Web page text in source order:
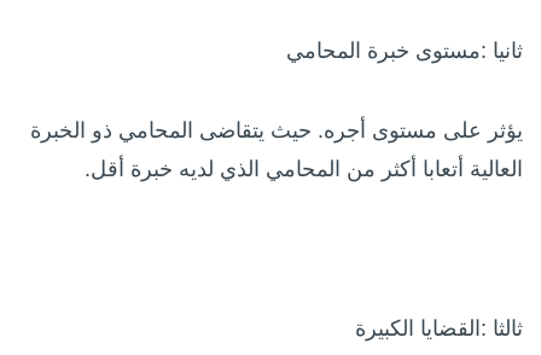
ثانيا :مستوى خبرة المحامي
يؤثر على مستوى أجره. حيث يتقاضى المحامي ذو الخبرة
العالية أتعابا أكثر من المحامي الذي لديه خبرة أقل.
ثالثا :القضايا الكبيرة